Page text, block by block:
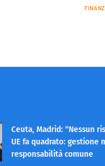
Ceuta, Madrid: “Nessun
UE fa quadrato: gestione
responsabilità comune